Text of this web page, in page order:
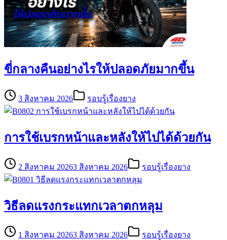
ขี่กลางคืนอย่างไรให้ปลอดภัยมากขึ้น
3 สิงหาคม 2026 รอบรู้เรื่องยาง
การใช้เบรกหน้าและหลังให้ไปได้ด้วยกัน
2 สิงหาคม 20263 สิงหาคม 2026 รอบรู้เรื่องยาง
วิธีลดแรงกระแทกเวลาตกหลุม
1 สิงหาคม 20263 สิงหาคม 2026 รอบรู้เรื่องยาง